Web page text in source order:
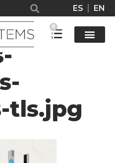
ES EN
0
tls.jpg